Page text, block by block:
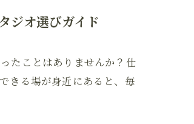
ジオ選びガイド
たことはありませんか？仕
きる場が身近にあると、毎